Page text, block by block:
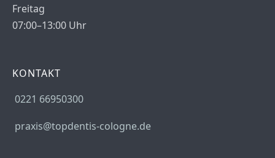
Freitag
07:00–13:00 Uhr
KONTAKT
0221 66950300
praxis@topdentis-cologne.de